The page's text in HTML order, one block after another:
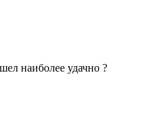
наиболее удачно ?